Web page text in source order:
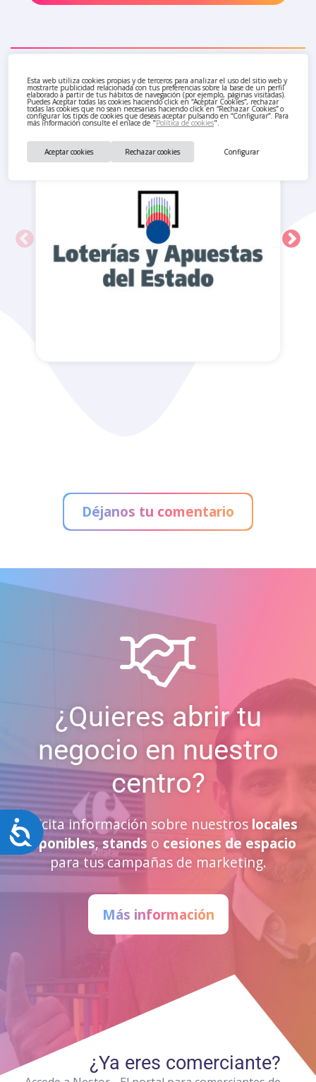
Esta web utiliza cookies propias y de terceros para analizar el uso del sitio web y
mostrarte publicidad relacionada con tus preferencias sobre la base de un perfil
elaborado a partir de tus hábitos de navegación (por ejemplo, páginas visitadas).
Puedes Aceptar todas las cookies haciendo click en “Aceptar Cookies”, rechazar
todas las cookies que no sean necesarias haciendo click en “Rechazar Cookies” o
configurar los tipos de cookies que deseas aceptar pulsando en “Configurar”. Para
más información consulte el enlace de "Política de cookies".
Configurar
Rechazar cookies
Aceptar cookies
Accesibilidad
También te pueden interesar
Déjanos tu comentario
¿Quieres abrir tu
negocio en nuestro
centro?
Solicita información sobre nuestros locales
disponibles, stands o cesiones de espacio
para tus campañas de marketing.
Más información
¿Ya eres comerciante?